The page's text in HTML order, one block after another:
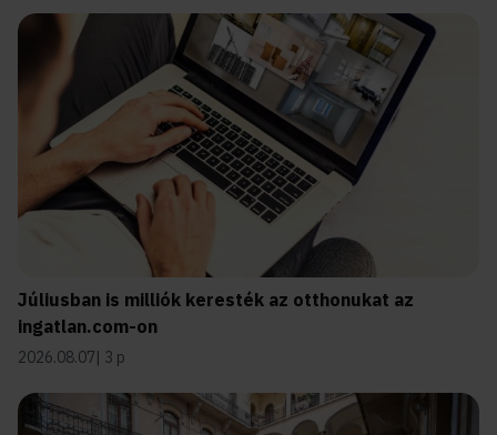
Júliusban is milliók keresték az otthonukat az
ingatlan.com-on
2026.08.07 3 p